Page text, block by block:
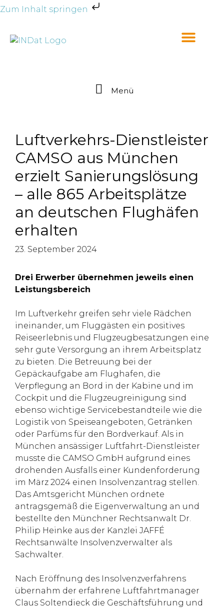
Zum Inhalt springen
Menü
Luftverkehrs-Dienstleister
CAMSO aus München
erzielt Sanierungslösung
– alle 865 Arbeitsplätze
an deutschen Flughäfen
erhalten
23. September 2024
Drei Erwerber übernehmen jeweils einen
Leistungsbereich
Im Luftverkehr greifen sehr viele Rädchen
ineinander, um Fluggästen ein positives
Reiseerlebnis und Flugzeugbesatzungen eine
sehr gute Versorgung an ihrem Arbeitsplatz
zu bieten. Die Betreuung bei der
Gepäckaufgabe am Flughafen, die
Verpflegung an Bord in der Kabine und im
Cockpit und die Flugzeugreinigung sind
ebenso wichtige Servicebestandteile wie die
Logistik von Speiseangeboten, Getränken
oder Parfüms für den Bordverkauf. Als in
München ansässiger Luftfahrt-Dienstleister
musste die CAMSO GmbH aufgrund eines
drohenden Ausfalls einer Kundenforderung
im März 2024 einen Insolvenzantrag stellen.
Das Amtsgericht München ordnete
antragsgemäß die Eigenverwaltung an und
bestellte den Münchner Rechtsanwalt Dr.
Philip Heinke aus der Kanzlei JAFFÉ
Rechtsanwälte Insolvenzverwalter als
Sachwalter.
Nach Eröffnung des Insolvenzverfahrens
übernahm der erfahrene Luftfahrtmanager
Claus Soltendieck die Geschäftsführung und